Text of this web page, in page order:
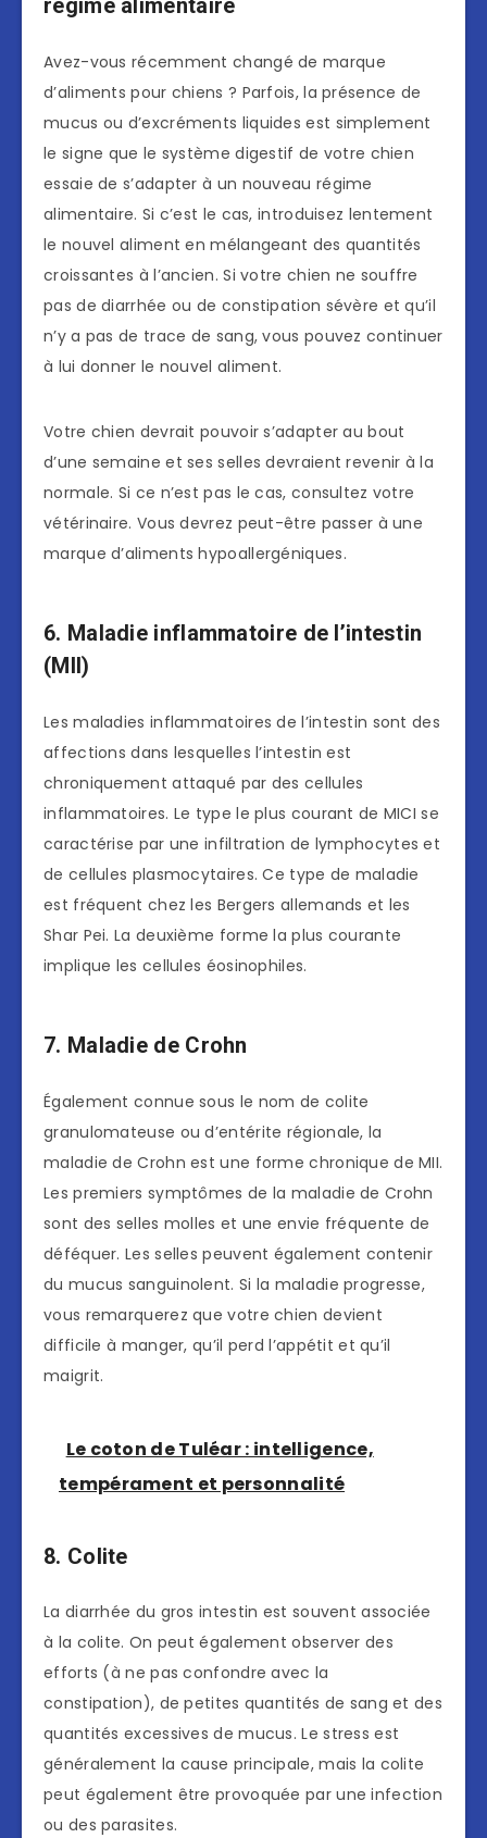
régime alimentaire
Avez-vous récemment changé de marque
d’aliments pour chiens ? Parfois, la présence de
mucus ou d’excréments liquides est simplement
le signe que le système digestif de votre chien
essaie de s’adapter à un nouveau régime
alimentaire. Si c’est le cas, introduisez lentement
le nouvel aliment en mélangeant des quantités
croissantes à l’ancien. Si votre chien ne souffre
pas de diarrhée ou de constipation sévère et qu’il
n’y a pas de trace de sang, vous pouvez continuer
à lui donner le nouvel aliment.
Votre chien devrait pouvoir s’adapter au bout
d’une semaine et ses selles devraient revenir à la
normale. Si ce n’est pas le cas, consultez votre
vétérinaire. Vous devrez peut-être passer à une
marque d’aliments hypoallergéniques.
6. Maladie inflammatoire de l’intestin
(MII)
Les maladies inflammatoires de l’intestin sont des
affections dans lesquelles l’intestin est
chroniquement attaqué par des cellules
inflammatoires. Le type le plus courant de MICI se
caractérise par une infiltration de lymphocytes et
de cellules plasmocytaires. Ce type de maladie
est fréquent chez les Bergers allemands et les
Shar Pei. La deuxième forme la plus courante
implique les cellules éosinophiles.
7. Maladie de Crohn
Également connue sous le nom de colite
granulomateuse ou d’entérite régionale, la
maladie de Crohn est une forme chronique de MII.
Les premiers symptômes de la maladie de Crohn
sont des selles molles et une envie fréquente de
déféquer. Les selles peuvent également contenir
du mucus sanguinolent. Si la maladie progresse,
vous remarquerez que votre chien devient
difficile à manger, qu’il perd l’appétit et qu’il
maigrit.
Le coton de Tuléar : intelligence,
tempérament et personnalité
8. Colite
La diarrhée du gros intestin est souvent associée
à la colite. On peut également observer des
efforts (à ne pas confondre avec la
constipation), de petites quantités de sang et des
quantités excessives de mucus. Le stress est
généralement la cause principale, mais la colite
peut également être provoquée par une infection
ou des parasites.